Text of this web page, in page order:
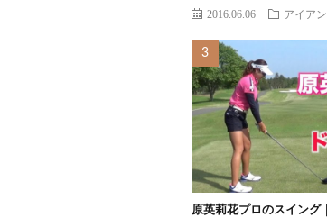
2016.06.06 アイア
原英莉花プロのスイング